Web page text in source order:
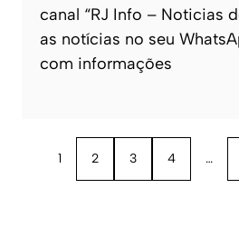
canal “RJ Info – Noticias
as notícias no seu
com informações
1 2 3 4 …